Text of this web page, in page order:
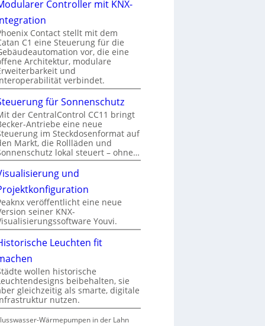
Controller mit KNX-
Contact stellt mit dem
C1 eine Steuerung für die
vor, die eine
Architektur, modulare
und
verbindet.
für Sonnenschutz
der CentralControl CC11 bringt
Antriebe eine neue
im Steckdosenformat auf
Markt, die Rollläden und
lokal steuert – ohne…
und
veröffentlicht eine neue
seiner KNX-
Youvi.
Leuchten fit
wollen historische
beibehalten, sie
gleichzeitig als smarte, digitale
nutzen.
Wärmepumpen in der Lahn